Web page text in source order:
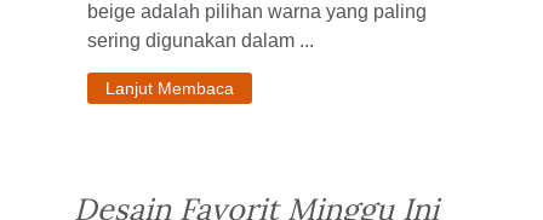
beige adalah pilihan warna yang paling
sering digunakan dalam ...
Lanjut Membaca
Desain Favorit Minggu Ini